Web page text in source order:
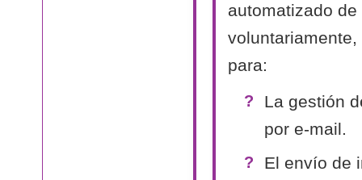
automatizado
para:
La gestión
por e-mail.
El envío de